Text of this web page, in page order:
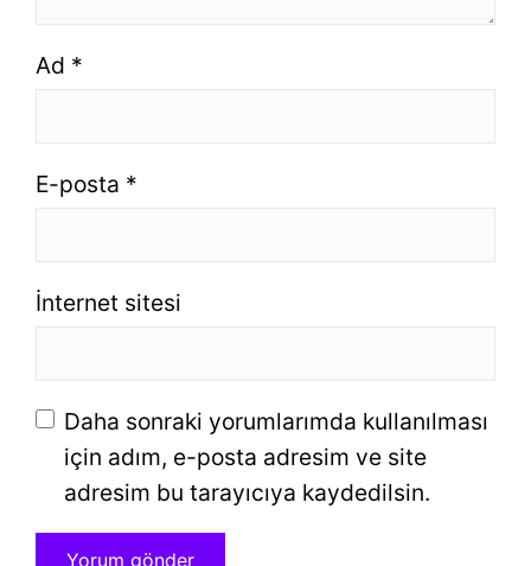
Ad *
E-posta *
İnternet sitesi
Daha sonraki yorumlarımda kullanılması
için adım, e-posta adresim ve site
adresim bu tarayıcıya kaydedilsin.